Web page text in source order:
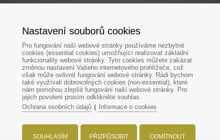
IČO: 47737697
Provoz:
Fishmaster
Hodská 370/44
924 01 Galanta
Nastavení souborů cookies
Pro fungování naší webové stránky používáme nezbytné
cookies (essential cookies) umožňující realizovat základní
funkcionality webové stránky. Tyto cookies můžete zakázat
změnou nastavení Vašeho internetového prohlížeče, což
však může ovlivnit fungování webové stránky. Rádi bychom
také využívali dobrovolných cookies (non-essential), které
nám pomohou zlepšit fungování naší webové stránky. Pro
jejich povolení prosím odklikněte souhlas.
Ochrana osobních údajů| Informace o cookies
SOUHLASÍM PŘIZPŮSOBIT ODMÍTNOUT